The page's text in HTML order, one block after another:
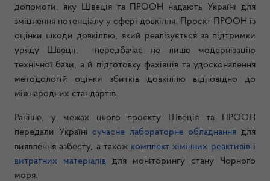
допомоги, яку Швеція та ПРООН надають Україні для
зміцнення потенціалу у сфері довкілля. Проєкт ПРООН із
оцінки шкоди довкіллю, який реалізується за підтримки
уряду Швеції, передбачає не лише модернізацію
технічної бази, а й підготовку фахівців та удосконалення
методологій оцінки збитків довкіллю відповідно до
міжнародних стандартів.
Раніше, у межах цього проєкту Швеція та ПРООН
передали Українісучасне лабораторне обладнання для
виявлення азбесту, а також комплект хімічних реактивів і
витратних матеріалів для моніторингу стану Чорного
моря.